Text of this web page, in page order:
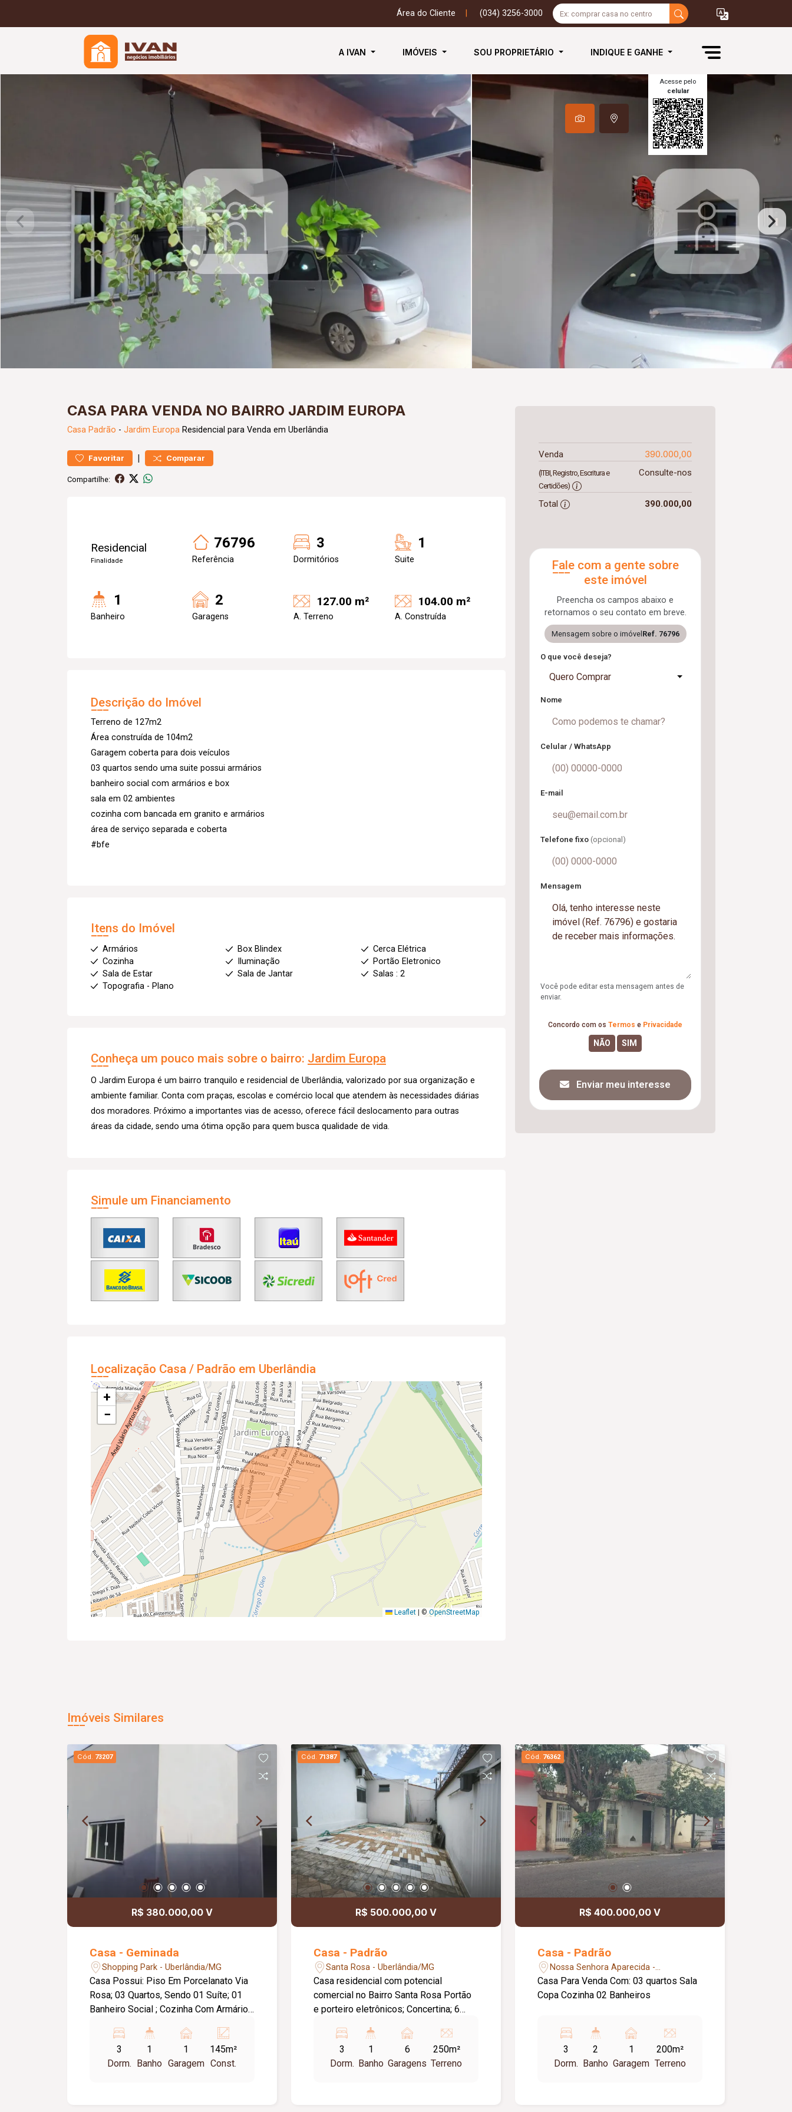
Área do Cliente (034) 3256-3000
A IVAN IMÓVEIS SOU PROPRIETÁRIO INDIQUE E GANHE
Acesse pelo
celular
CASA PARA VENDA NO BAIRRO JARDIM EUROPA
Casa Padrão - Jardim Europa Residencial para Venda em Uberlândia
Favoritar | Comparar
Compartilhe:
Residencial
Finalidade
76796
Referência
3
Dormitórios
1
Suite
1
Banheiro
2
Garagens
127.00 m²
A. Terreno
104.00 m²
A. Construída
Descrição do Imóvel
Terreno de 127m2
Área construída de 104m2
Garagem coberta para dois veículos
03 quartos sendo uma suite possui armários
banheiro social com armários e box
sala em 02 ambientes
cozinha com bancada em granito e armários
área de serviço separada e coberta
#bfe
Itens do Imóvel
Armários Box Blindex
Cerca Elétrica
Cozinha
Iluminação
Portão Eletronico
Sala de Estar
Sala de Jantar
Salas : 2
Topografia - Plano
Conheça um pouco mais sobre o bairro: Jardim Europa
O Jardim Europa é um bairro tranquilo e residencial de Uberlândia, valorizado por sua organização e
ambiente familiar. Conta com praças, escolas e comércio local que atendem às necessidades diárias
dos moradores. Próximo a importantes vias de acesso, oferece fácil deslocamento para outras
áreas da cidade, sendo uma ótima opção para quem busca qualidade de vida.
Simule um Financiamento
Localização Casa / Padrão em Uberlândia
+
−
Leaflet ©OpenStreetMap
Venda 390.000,00
(ITBI, Registro, Escritura e
Certidões)
Consulte-nos
Total 390.000,00
Fale com a gente sobre
este imóvel
Preencha os campos abaixo e
retornamos o seu contato em breve.
Mensagem sobre o imóvel Ref. 76796
O que você deseja?
Quero Comprar
Nome
Celular / WhatsApp
E-mail
Telefone fixo (opcional)
Mensagem
Você pode editar esta mensagem antes de
enviar.
Concordo com os Termos e Privacidade
Enviar meu interesse
Imóveis Similares
Cód. 73207
R$ 380.000,00 V
Casa - Geminada
Shopping Park - Uberlândia/MG
Casa Possui: Piso Em Porcelanato Via
Rosa; 03 Quartos, Sendo 01 Suíte; 01
Banheiro Social ; Cozinha Com Armário;
3
Dorm.
1
Banho
1
Garagem
145m²
Const.
Cód. 71387
R$ 500.000,00 V
Casa - Padrão
Santa Rosa - Uberlândia/MG
Casa residencial com potencial
comercial no Bairro Santa Rosa Portão
e porteiro eletrônicos; Concertina; 6
quartos sendo 1 suite; 1 Quarto com
clarabóia; Banheiro social; Cozinha com
copa; Lavanderia separada coberta;
3
Dorm.
1
Banho
6
Garagens
250m²
Terreno
Cód. 76362
R$ 400.000,00 V
Casa - Padrão
Nossa Senhora Aparecida -
Uberlândia/MG
Casa Para Venda Com: 03 quartos Sala
Copa Cozinha 02 Banheiros
3
Dorm.
2
Banho
1
Garagem
200m²
Terreno